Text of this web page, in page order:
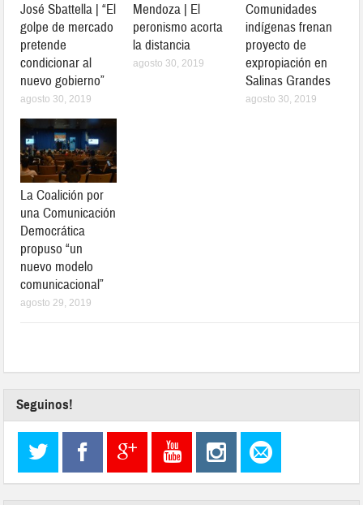
José Sbattella | “El
golpe de mercado
pretende
condicionar al
nuevo gobierno”
agosto 30, 2019
Mendoza | El
peronismo acorta
la distancia
agosto 30, 2019
Comunidades
indígenas frenan
proyecto de
expropiación en
Salinas Grandes
agosto 30, 2019
La Coalición por
una Comunicación
Democrática
propuso “un
nuevo modelo
comunicacional”
agosto 29, 2019
Seguinos!